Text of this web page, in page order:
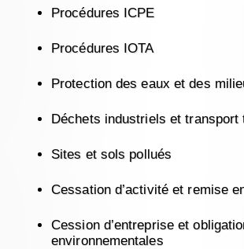
Procédures ICPE
Procédures IOTA
Protection des eaux et des
Déchets industriels et transport
Sites et sols pollués
Cessation d’activité et remise
Cession d’entreprise et
environnementales